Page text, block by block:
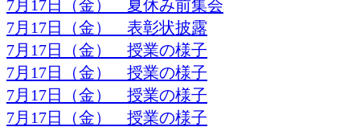
7月17日（金） 夏休み前集会
7月17日（金） 表彰状披露
7月17日（金） 授業の様子
7月17日（金） 授業の様子
7月17日（金） 授業の様子
7月17日（金） 授業の様子